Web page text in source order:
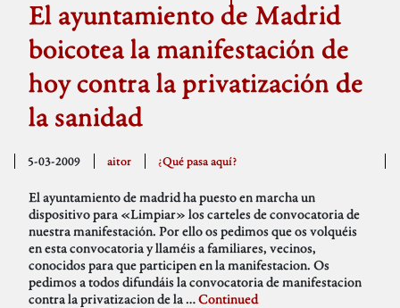
El ayuntamiento de Madrid
boicotea la manifestación de
hoy contra la privatización de
la sanidad
5-03-2009 aitor ¿Qué pasa aquí?
El ayuntamiento de madrid ha puesto en marcha un
dispositivo para «Limpiar» los carteles de convocatoria de
nuestra manifestación. Por ello os pedimos que os volquéis
en esta convocatoria y llaméis a familiares, vecinos,
conocidos para que participen en la manifestacion. Os
pedimos a todos difundáis la convocatoria de manifestacion
contra la privatizacion de la …Continued